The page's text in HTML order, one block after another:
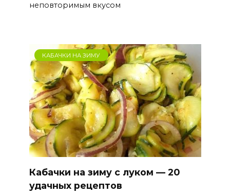
неповторимым вкусом
КАБАЧКИ НА ЗИМУ
Кабачки на зиму с луком — 20
удачных рецептов